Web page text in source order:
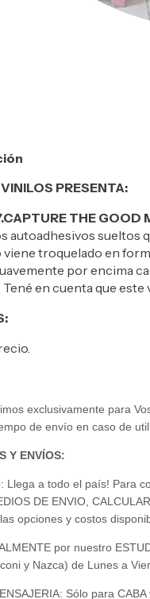
PRESENTA:
THE GOOD
autoadhesivos sueltos
troquelado en
por encima
Tené en cuenta que
exclusivamente para
de envío en caso de
Y ENVÍOS:
Llega a todo el país! Para
DE ENVIO,
opciones y costos
por nuestro
y Nazca) de Lunes a
Sólo para